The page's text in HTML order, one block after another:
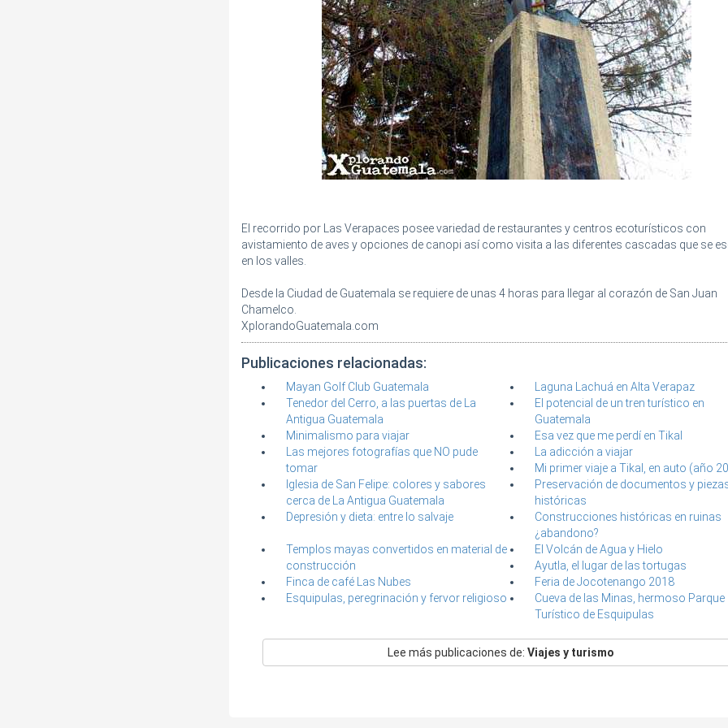
El recorrido por Las Verapaces posee variedad de restaurantes y centros ecoturísticos con
avistamiento de aves y opciones de canopi así como visita a las diferentes cascadas que se
en los valles.
Desde la Ciudad de Guatemala se requiere de unas 4 horas para llegar al corazón de San Juan
Chamelco.
XplorandoGuatemala.com
Publicaciones relacionadas:
Mayan Golf Club Guatemala
Laguna Lachuá en Alta Verapaz
Tenedor del Cerro, a las puertas de La
Antigua Guatemala
El potencial de un tren turístico en
Guatemala
Minimalismo para viajar
Esa vez que me perdí en Tikal
Las mejores fotografías que NO pude
tomar
La adicción a viajar
Mi primer viaje a Tikal, en auto (año
Iglesia de San Felipe: colores y sabores
cerca de La Antigua Guatemala
Preservación de documentos y
históricas
Depresión y dieta: entre lo salvaje
Construcciones históricas en ruinas
¿abandono?
Templos mayas convertidos en material de
construcción
El Volcán de Agua y Hielo
Ayutla, el lugar de las tortugas
Finca de café Las Nubes
Feria de Jocotenango 2018
Esquipulas, peregrinación y fervor religioso
Cueva de las Minas, hermoso Parque
Turístico de Esquipulas
Lee más publicaciones de:Viajes y turismo